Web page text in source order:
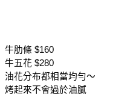
牛肋條 $160
牛五花 $280
油花分布都相當均勻～
烤起來不會過於油膩